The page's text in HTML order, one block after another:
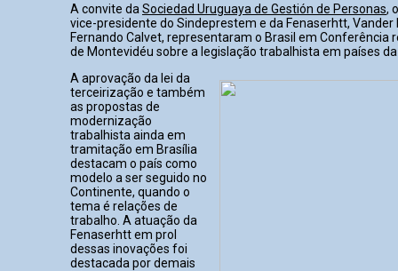
A convite da Sociedad Uruguaya de Gestión de Personas,
vice-presidente do Sindeprestem e da Fenaserhtt, Vander
Fernando Calvet, representaram o Brasil em Conferência
de Montevidéu sobre a legislação trabalhista em países
A aprovação da lei da
terceirização e também
as propostas de
modernização
trabalhista ainda em
tramitação em Brasília
destacam o país como
modelo a ser seguido no
Continente, quando o
tema é relações de
trabalho. A atuação da
Fenaserhtt em prol
dessas inovações foi
destacada por demais